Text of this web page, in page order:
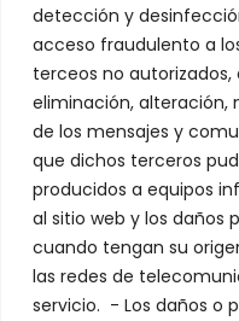
detección y
acceso fraudulento a
terceos no autorizados,
eliminación,
de los mensajes y
que dichos terceros
producidos a equipos
al sitio web y los daños
cuando tengan su
las redes de
servicio. - Los daños o